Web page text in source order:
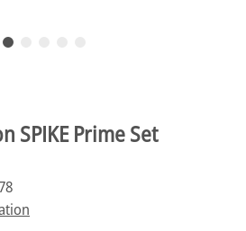
SPIKE Prime Set